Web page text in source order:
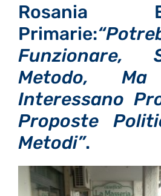
Primarie:
Funzionare,
Metodo,
Interessano
Proposte
Metodi”.